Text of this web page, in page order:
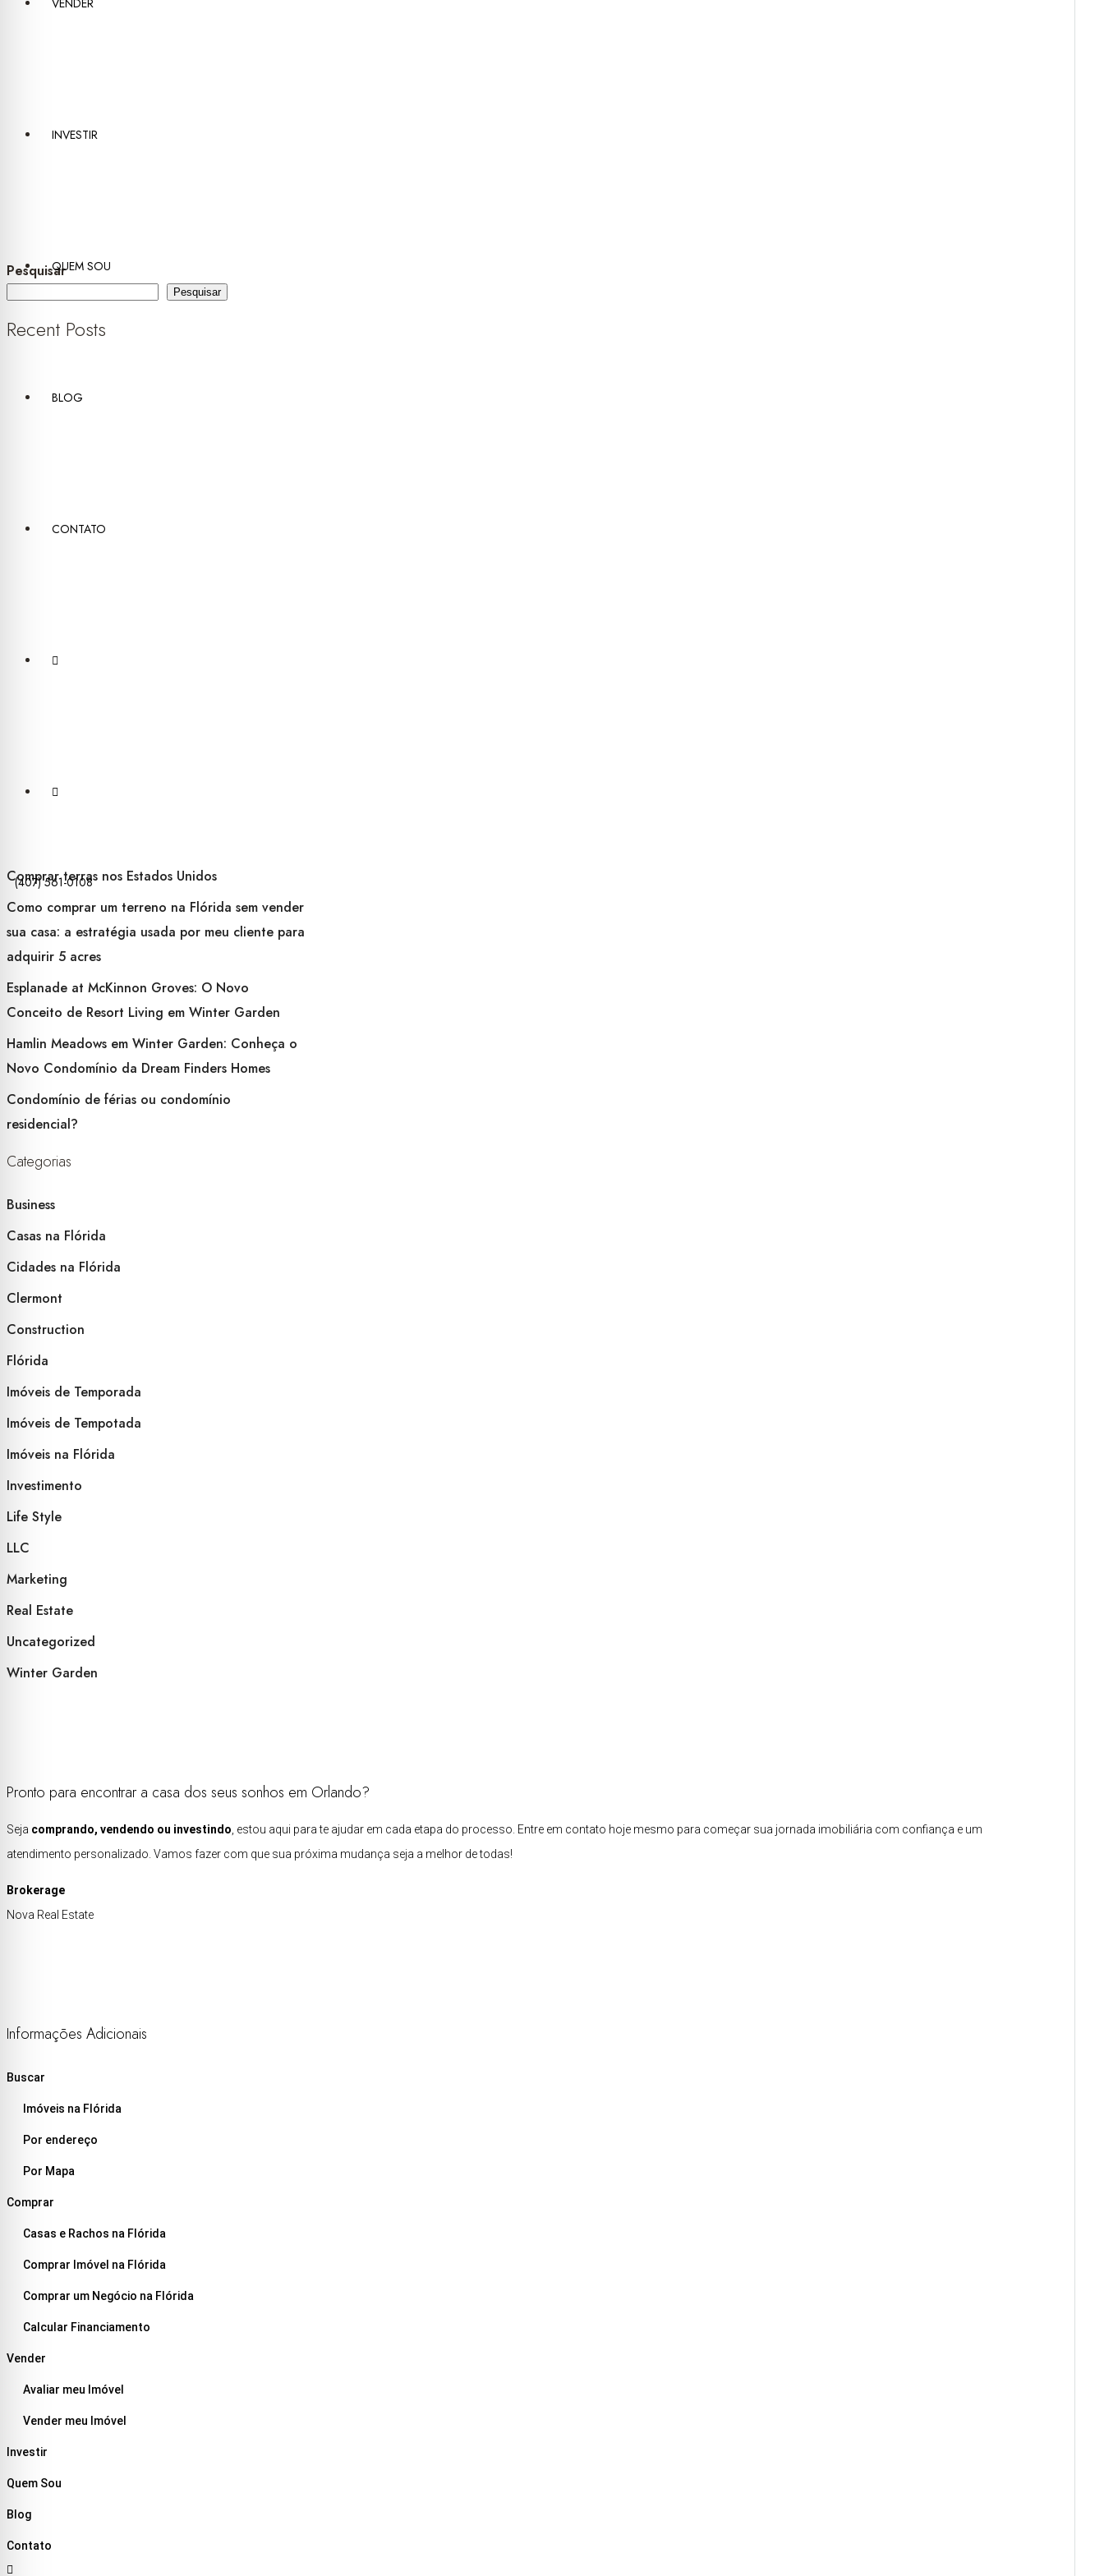
VENDER
INVESTIR
QUEM SOU
BLOG
CONTATO
(407) 561-0108
Pesquisar
Pesquisar
Recent Posts
Comprar terras nos Estados Unidos
Como comprar um terreno na Flórida sem vender
sua casa: a estratégia usada por meu cliente para
adquirir 5 acres
Esplanade at McKinnon Groves: O Novo
Conceito de Resort Living em Winter Garden
Hamlin Meadows em Winter Garden: Conheça o
Novo Condomínio da Dream Finders Homes
Condomínio de férias ou condomínio
residencial?
Categorias
Business
Casas na Flórida
Cidades na Flórida
Clermont
Construction
Flórida
Imóveis de Temporada
Imóveis de Tempotada
Imóveis na Flórida
Investimento
Life Style
LLC
Marketing
Real Estate
Uncategorized
Winter Garden
Pronto para encontrar a casa dos seus sonhos em Orlando?
Seja comprando, vendendo ou investindo , estou aqui para te ajudar em cada etapa do processo. Entre em contato hoje mesmo para começar sua jornada imobiliária com confiança e um
atendimento personalizado. Vamos fazer com que sua próxima mudança seja a melhor de todas!
Brokerage
Nova Real Estate
Informações Adicionais
Buscar
Imóveis na Flórida
Por endereço
Por Mapa
Comprar
Casas e Rachos na Flórida
Comprar Imóvel na Flórida
Comprar um Negócio na Flórida
Calcular Financiamento
Vender
Avaliar meu Imóvel
Vender meu Imóvel
Investir
Quem Sou
Blog
Contato